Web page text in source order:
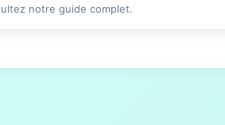
notre guide complet.